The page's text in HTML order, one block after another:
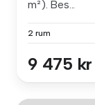
m²). Bes...
2 rum
9 475 kr